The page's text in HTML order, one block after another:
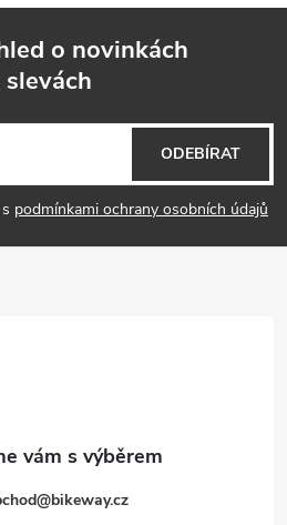
o novinkách
slevách
podmínkami ochrany osobních údajů
ODEBÍRAT
@bikeway.cz